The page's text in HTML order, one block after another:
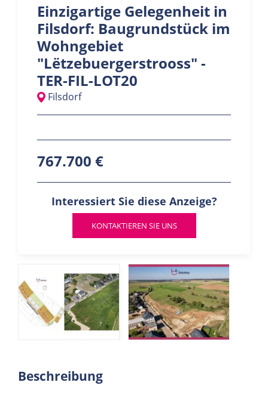
Einzigartige Gelegenheit in
Filsdorf: Baugrundstück im
Wohngebiet
"Lëtzebuergerstrooss" -
TER-FIL-LOT20
Filsdorf
767.700 €
Interessiert Sie diese Anzeige?
KONTAKTIEREN SIE UNS
Beschreibung